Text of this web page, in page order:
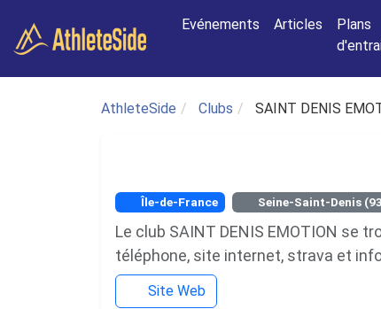
Evénements
Articles
Plans
AthleteSide Clubs SAINT DENIS
Île-de-France Seine-Saint-Denis
Le club SAINT DENIS EMOTION se
téléphone, site internet, strava et
Site Web